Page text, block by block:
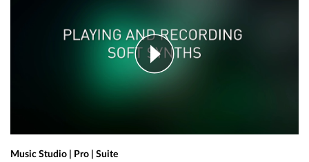
Music Studio | Pro | Suite